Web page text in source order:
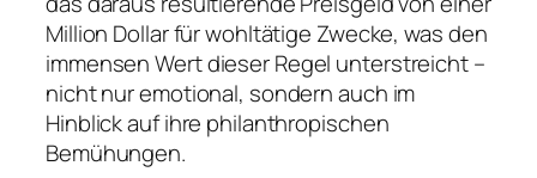
Million Dollar für wohltätige Zwecke, was den
immensen Wert dieser Regel unterstreicht –
nicht nur emotional, sondern auch im
Hinblick auf ihre philanthropischen
Bemühungen.